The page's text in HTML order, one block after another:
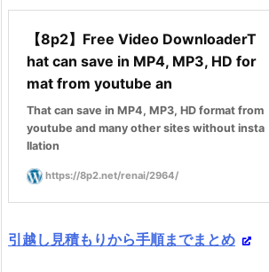
【8p2】Free Video DownloaderT
hat can save in MP4, MP3, HD for
mat from youtube an
That can save in MP4, MP3, HD format from
youtube and many other sites without insta
llation
https://8p2.net/renai/2964/
引越し見積もりから手順までまとめ